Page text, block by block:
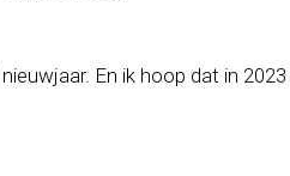
En ik hoop dat in 2023